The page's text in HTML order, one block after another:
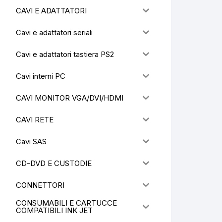
CAVI E ADATTATORI
Cavi e adattatori seriali
Cavi e adattatori tastiera PS2
Cavi interni PC
CAVI MONITOR VGA/DVI/HDMI
CAVI RETE
Cavi SAS
CD-DVD E CUSTODIE
CONNETTORI
CONSUMABILI E CARTUCCE
COMPATIBILI INK JET